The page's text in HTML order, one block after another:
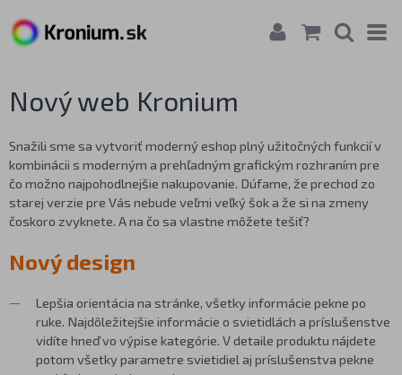
Nový web Kronium
Snažili sme sa vytvoriť moderný eshop plný užitočných funkcií v
kombinácii s moderným a prehľadným grafickým rozhraním pre
čo možno najpohodlnejšie nakupovanie. Dúfame, že prechod zo
starej verzie pre Vás nebude veľmi veľký šok a že si na zmeny
čoskoro zvyknete. A na čo sa vlastne môžete tešiť?
Nový design
Lepšia orientácia na stránke, všetky informácie pekne po
ruke. Najdôležitejšie informácie o svietidlách a príslušenstve
vidíte hneď vo výpise kategórie. V detaile produktu nájdete
potom všetky parametre svietidiel aj príslušenstva pekne